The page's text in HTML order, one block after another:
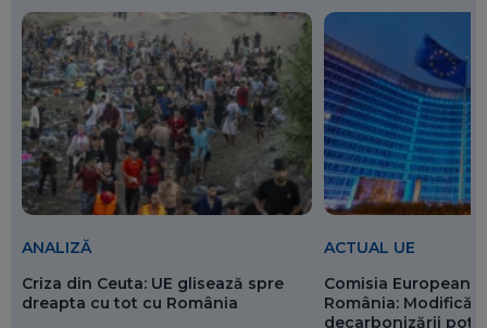
ANALIZĂ
Criza din Ceuta: UE glisează spre
dreapta cu tot cu România
ACTUAL UE
Comisia Europeană
România:
decarbonizării pot